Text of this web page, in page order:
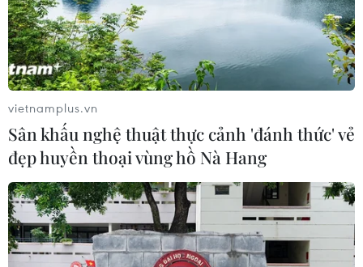
vietnamplus.vn
Sân khấu nghệ thuật thực cảnh 'đánh thức' vẻ
đẹp huyền thoại vùng hồ Nà Hang